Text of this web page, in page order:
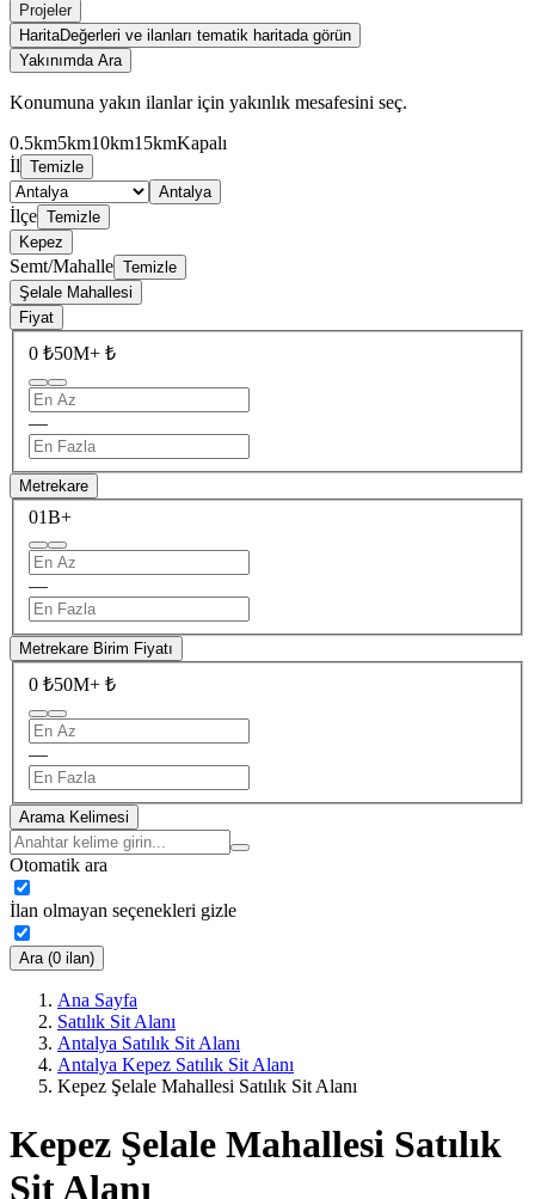
Projeler
HaritaDeğerleri ve ilanları tematik haritada görün
Yakınımda Ara
Konumuna yakın ilanlar için yakınlık mesafesini seç.
0.5km5km10km15kmKapalı
İl Temizle
Antalya
İlçe Temizle
Kepez
Semt/Mahalle Temizle
Şelale Mahallesi
Fiyat
0 ₺50M+ ₺
—
Metrekare
01B+
—
Metrekare Birim Fiyatı
0 ₺50M+ ₺
—
Arama Kelimesi
Otomatik ara
İlan olmayan seçenekleri gizle
Ara (0 ilan)
Ana Sayfa
Satılık Sit Alanı
Antalya Satılık Sit Alanı
Antalya Kepez Satılık Sit Alanı
Kepez Şelale Mahallesi Satılık Sit Alanı
Kepez Şelale Mahallesi Satılık
Sit Alanı